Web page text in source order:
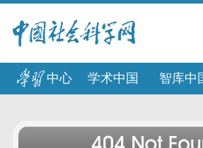
中心 学术中国 智库中